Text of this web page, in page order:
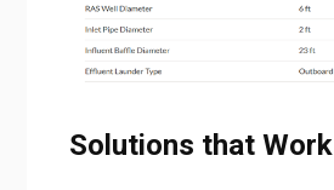
Solutions that Work